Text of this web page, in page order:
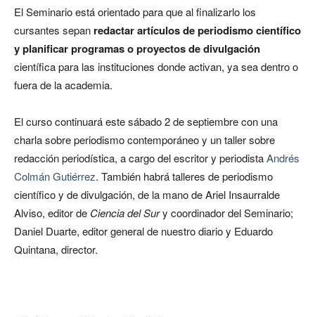
El Seminario está orientado para que al finalizarlo los
cursantes sepan redactar artículos de periodismo científico
y planificar programas o proyectos de divulgación
científica para las instituciones donde activan, ya sea dentro o
fuera de la academia.
El curso continuará este sábado 2 de septiembre con una
charla sobre periodismo contemporáneo y un taller sobre
redacción periodística, a cargo del escritor y periodistaAndrés
Colmán Gutiérrez. También habrá talleres de periodismo
científico y de divulgación, de la mano de Ariel Insaurralde
Alviso, editor de Ciencia del Sury coordinador del Seminario;
Daniel Duarte, editor general de nuestro diario y Eduardo
Quintana, director.